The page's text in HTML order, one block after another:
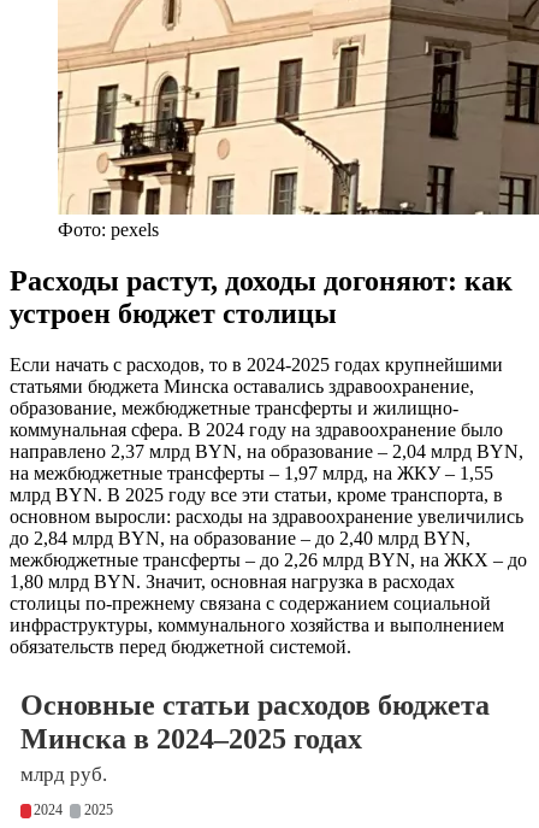
Фото: pexels
Расходы растут, доходы догоняют: как
устроен бюджет столицы
Если начать с расходов, то в 2024-2025 годах крупнейшими
статьями бюджета Минска оставались здравоохранение,
образование, межбюджетные трансферты и жилищно-
коммунальная сфера. В 2024 году на здравоохранение было
направлено 2,37 млрд BYN, на образование – 2,04 млрд BYN,
на межбюджетные трансферты – 1,97 млрд, на ЖКУ – 1,55
млрд BYN. В 2025 году все эти статьи, кроме транспорта, в
основном выросли: расходы на здравоохранение увеличились
до 2,84 млрд BYN, на образование – до 2,40 млрд BYN,
межбюджетные трансферты – до 2,26 млрд BYN, на ЖКХ – до
1,80 млрд BYN. Значит, основная нагрузка в расходах
столицы по-прежнему связана с содержанием социальной
инфраструктуры, коммунального хозяйства и выполнением
обязательств перед бюджетной системой.